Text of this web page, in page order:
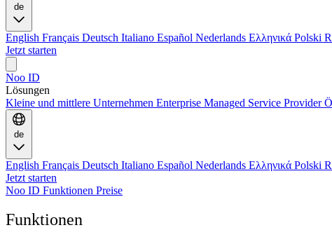
de
English Français Deutsch Italiano Español Nederlands Ελληνικά Polski
Jetzt starten
Noo ID
Lösungen
Kleine und mittlere Unternehmen Enterprise Managed Service Provider
de
English Français Deutsch Italiano Español Nederlands Ελληνικά Polski
Jetzt starten
Noo ID Funktionen Preise
Funktionen